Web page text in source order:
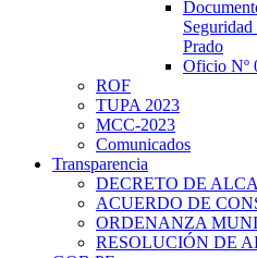
Prado
Oficio Nº
ROF
TUPA 2023
MCC-2023
Comunicados
Transparencia
DECRETO DE
ACUERDO DE
ORDENANZA
RESOLUCIÓN DE